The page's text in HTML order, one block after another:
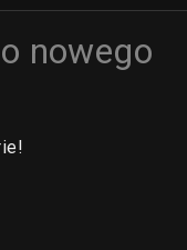
nowego